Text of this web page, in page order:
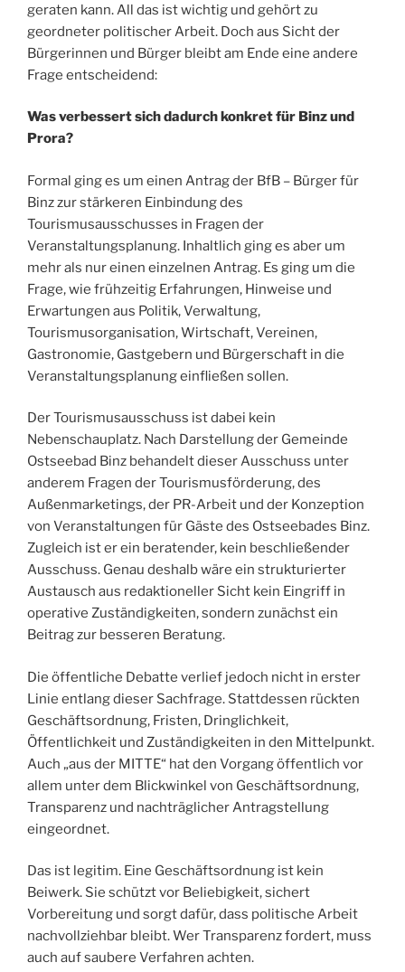
geraten kann. All das ist wichtig und gehört zu
geordneter politischer Arbeit. Doch aus Sicht der
Bürgerinnen und Bürger bleibt am Ende eine andere
Frage entscheidend:
Was verbessert sich dadurch konkret für Binz und
Prora?
Formal ging es um einen Antrag der BfB – Bürger für
Binz zur stärkeren Einbindung des
Tourismusausschusses in Fragen der
Veranstaltungsplanung. Inhaltlich ging es aber um
mehr als nur einen einzelnen Antrag. Es ging um die
Frage, wie frühzeitig Erfahrungen, Hinweise und
Erwartungen aus Politik, Verwaltung,
Tourismusorganisation, Wirtschaft, Vereinen,
Gastronomie, Gastgebern und Bürgerschaft in die
Veranstaltungsplanung einfließen sollen.
Der Tourismusausschuss ist dabei kein
Nebenschauplatz. Nach Darstellung der Gemeinde
Ostseebad Binz behandelt dieser Ausschuss unter
anderem Fragen der Tourismusförderung, des
Außenmarketings, der PR-Arbeit und der Konzeption
von Veranstaltungen für Gäste des Ostseebades Binz.
Zugleich ist er ein beratender, kein beschließender
Ausschuss. Genau deshalb wäre ein strukturierter
Austausch aus redaktioneller Sicht kein Eingriff in
operative Zuständigkeiten, sondern zunächst ein
Beitrag zur besseren Beratung.
Die öffentliche Debatte verlief jedoch nicht in erster
Linie entlang dieser Sachfrage. Stattdessen rückten
Geschäftsordnung, Fristen, Dringlichkeit,
Öffentlichkeit und Zuständigkeiten in den Mittelpunkt.
Auch „aus der MITTE“ hat den Vorgang öffentlich vor
allem unter dem Blickwinkel von Geschäftsordnung,
Transparenz und nachträglicher Antragstellung
eingeordnet.
Das ist legitim. Eine Geschäftsordnung ist kein
Beiwerk. Sie schützt vor Beliebigkeit, sichert
Vorbereitung und sorgt dafür, dass politische Arbeit
nachvollziehbar bleibt. Wer Transparenz fordert, muss
auch auf saubere Verfahren achten.